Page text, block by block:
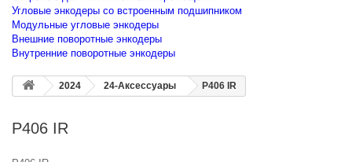
Угловые энкодеры со встроенным подшипником
Модульные угловые энкодеры
Внешние поворотные энкодеры
Внутренние поворотные энкодеры
2024 24-Аксессуары P406 IR
P406 IR